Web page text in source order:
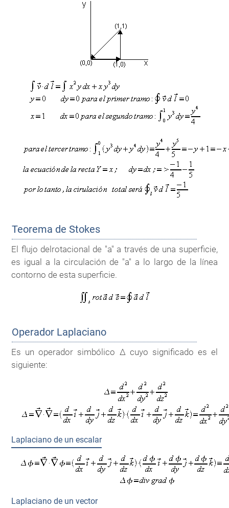
Teorema de Stokes
El flujo delrotacional de "a" a través de una superficie,
es igual a la circulación de "a" a lo largo de la línea
contorno de esta superficie.
Operador Laplaciano
Es un operador simbólico Δ cuyo significado es el
siguiente:
Laplaciano de un escalar
Laplaciano de un vector